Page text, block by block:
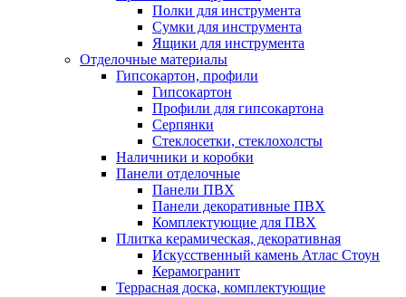
Полки для инструмента
Сумки для инструмента
Ящики для инструмента
Отделочные материалы
Гипсокартон, профили
Гипсокартон
Профили для гипсокартона
Серпянки
Стеклосетки, стеклохолсты
Наличники и коробки
Панели отделочные
Панели ПВХ
Панели декоративные ПВХ
Комплектующие для ПВХ
Плитка керамическая, декоративная
Искусственный камень Атлас Стоун
Керамогранит
Террасная доска, комплектующие